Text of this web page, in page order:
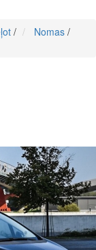
/ Nomas /